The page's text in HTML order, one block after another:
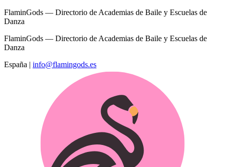
FlaminGods — Directorio de Academias de Baile y Escuelas de
Danza
FlaminGods — Directorio de Academias de Baile y Escuelas de
Danza
España | info@flamingods.es